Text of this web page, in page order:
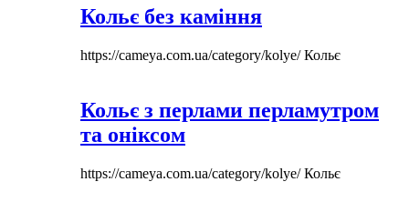
Кольє без каміння
https://cameya.com.ua/category/kolye/Кольє
Кольє з перлами перламутром
та оніксом
https://cameya.com.ua/category/kolye/Кольє